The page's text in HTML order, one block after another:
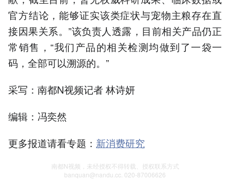
官方结论，能够证实该类症状与宠物主粮存在直
接因果关系。”该负责人透露，目前相关产品仍正
常销售，“我们产品的相关检测均做到了一袋一
码，全部可以溯源的。”
采写：南都N视频记者 林诗妍
编辑：冯奕然
更多报道请看专题： 新消费研究
南都N视频，未经授权不得转载、授权联系方式
banquan@nandu.cc. 020-87006626